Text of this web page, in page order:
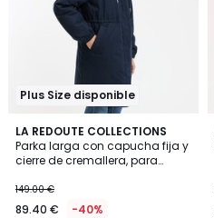
Plus Size disponible
LA REDOUTE COLLECTIONS
Parka larga con capucha fija y
cierre de cremallera, para
149.00 €
89.40 € -40%
4,3
/ 5